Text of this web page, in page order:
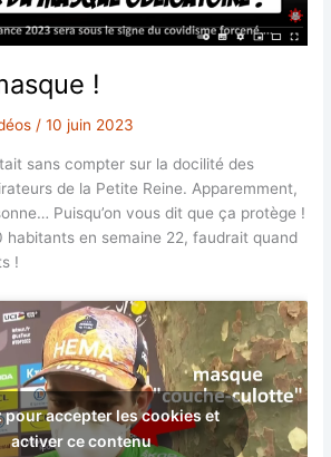
!
/10 juin 2023
sans compter sur la docilité des
de la Petite Reine. Apparemment,
Puisqu’on vous dit que ça protège !
habitants en semaine 22, faudrait quand
!
pour accepter les cookies et
activer ce contenu